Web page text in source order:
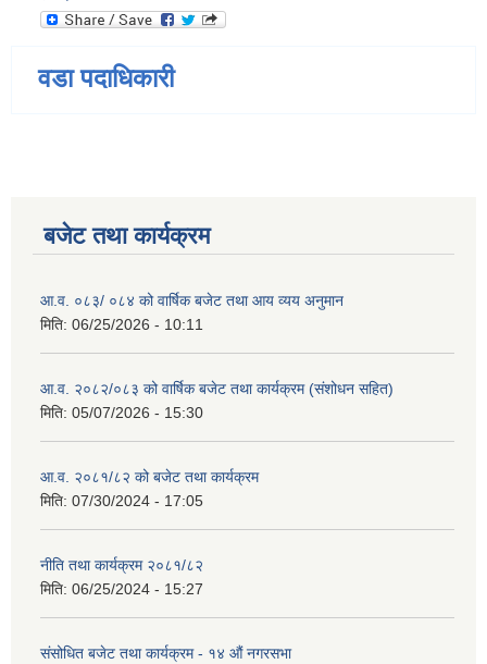
वडा पदाधिकारी
बजेट तथा कार्यक्रम
आ.व. ०८३/ ०८४ को वार्षिक बजेट तथा आय व्यय अनुमान
मिति: 06/25/2026 - 10:11
आ.व. २०८२/०८३ को वार्षिक बजेट तथा कार्यक्रम (संशोधन सहित)
मिति: 05/07/2026 - 15:30
आ.व. २०८१/८२ को बजेट तथा कार्यक्रम
मिति: 07/30/2024 - 17:05
नीति तथा कार्यक्रम २०८१/८२
मिति: 06/25/2024 - 15:27
संसोधित बजेट तथा कार्यक्रम - १४ औं नगरसभा